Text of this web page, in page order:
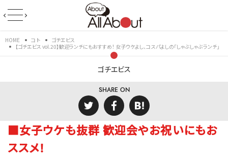
HOME コト
ゴチエビス
【ゴチエビス vol.20】歓迎ランチにもおすすめ！ 女子ウケよし、コスパよしの「しゃぶしゃぶランチ」
ゴチエビス
SHARE ON
■女子ウケも抜群 歓迎会やお祝いにもお
ススメ！